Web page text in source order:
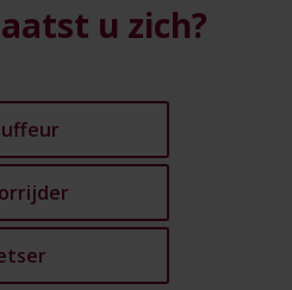
u zich?